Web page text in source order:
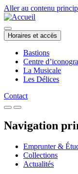
Aller au contenu
Horaires et accès
Bastions
Centre
La Musicale
Les Délices
Contact
Navigation
Emprunter &
Collections
Actualités